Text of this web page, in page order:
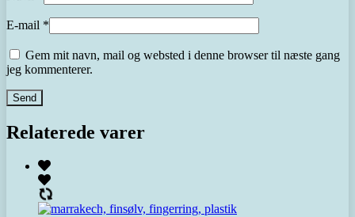
E-mail *
Gem mit navn, mail og websted i denne browser til næste gang
jeg kommenterer.
Relaterede varer